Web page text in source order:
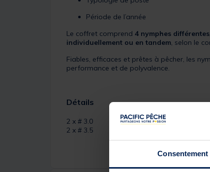
Consentement
Période de l’année
Le coffret comprend 4 nymphes différentes
individuellement ou en tandem, selon le
Fiables, efficaces et prêtes à pêcher, les
performance et de polyvalence.
Détails
2 x # 3.0
2 x # 3.5